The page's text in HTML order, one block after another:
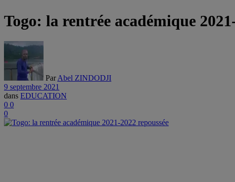
Togo: la rentrée académique
Par Abel ZINDODJI
9 septembre 2021
dans EDUCATION
0 0
0